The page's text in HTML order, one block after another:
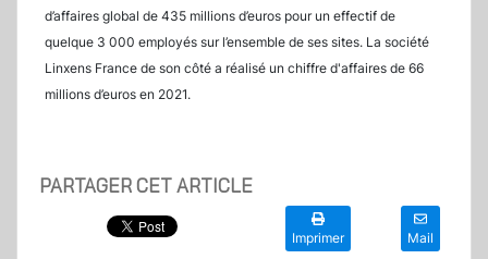
d’affaires global de 435 millions d’euros pour un effectif de
quelque 3 000 employés sur l’ensemble de ses sites. La société
Linxens France de son côté a réalisé un chiffre d'affaires de 66
millions d’euros en 2021.
PARTAGER CET ARTICLE
Imprimer Mail